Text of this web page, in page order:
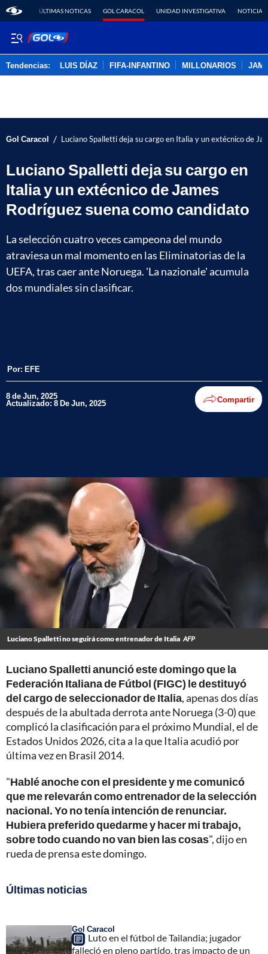
ÚLTIMAS NOTICAS GOL CARACOL UNIDAD INVESTIGATIVA NOTICIAS
Tendencias: LUIS DÍAZ FIFA-INFANTINO MILLONARIOS
Gol Caracol / Luciano Spalletti deja su cargo en Italia y un extécnico de
Luciano Spalletti deja su cargo en
Italia y un extécnico de James
Rodríguez suena como candidato
La selección cuatro veces campeona del mundo
atraviesa un mal momento en las Eliminatorias de la
UEFA, tras caer ante Noruega. 'La nazionale' acumula
dos mundiales sin clasificar.
Por: EFE
8 de Jun, 2025
Actualizado: 8 De Jun, 2025 Compartir
Luciano Spalletti no seguirá como entrenador de Italia AFP
Luciano Spallettianunció este domingo que la
Federación Italiana de Fútbol (FIGC) le destituyó
del cargo de seleccionador de Italia, apenas dos días
después de la abultada derrota ante Noruega (3-0) que
complicó la clasificación para el próximo Mundial, el de
Estados Unidos 2026, cita a la que Italia acudió por
última vez en Brasil 2014.
"Hablé anoche con el presidente y me comunicó
que me relevarán como entrenador de la selección
nacional. Yo no tenía intención de renunciar.
Hubiera preferido quedarme y hacer mi trabajo,
sobre todo cuando no van bien las cosas", dijo en
rueda de prensa este domingo.
Últimas noticias
Gol Caracol
Luto en el fútbol de Tailandia; jugador
falleció en pleno partido, tras impacto de un